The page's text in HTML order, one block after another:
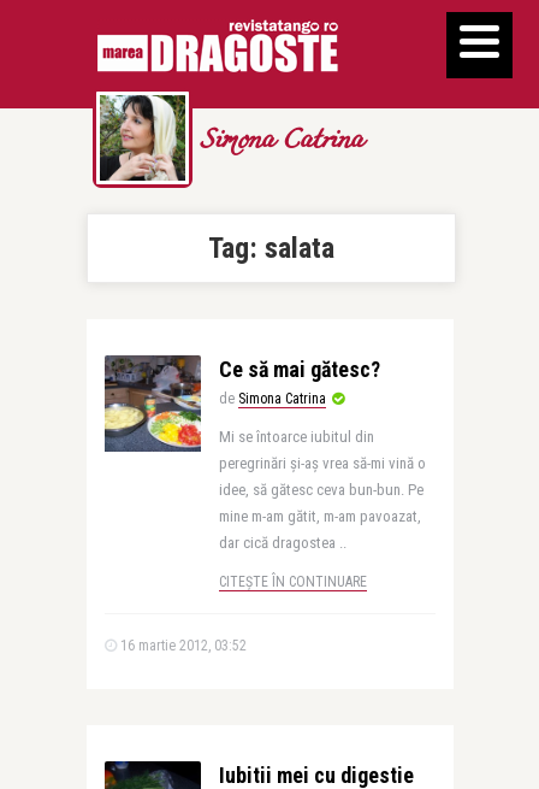
Simona Catrina
Tag: salata
Ce să mai gătesc?
de Simona Catrina
Mi se întoarce iubitul din
peregrinări și-aș vrea să-mi vină o
idee, să gătesc ceva bun-bun. Pe
mine m-am gătit, m-am pavoazat,
dar cică dragostea ..
CITEȘTE ÎN CONTINUARE
16 martie 2012, 03:52
Iubitii mei cu digestie